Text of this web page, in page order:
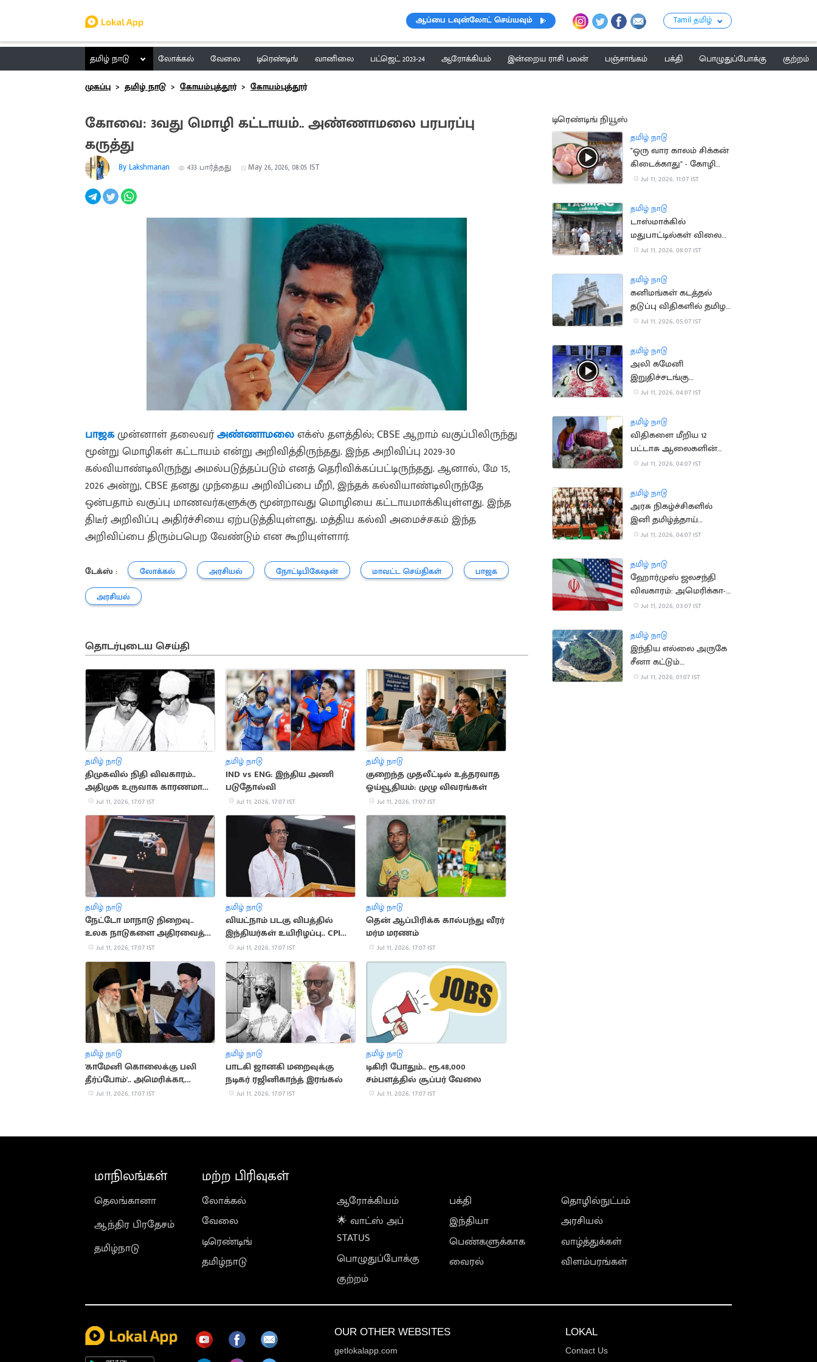
ஆப்பை டவுன்லோட் செய்யவும் Tamil தமிழ்
தமிழ் நாடு லோக்கல் வேலை டிரெண்டிங் வானிலை பட்ஜெட் 2023-24 ஆரோக்கியம் இன்றைய ராசி பலன் பஞ்சாங்கம் பக்தி பொழுதுப்போக்கு
குற்றம்
முகப்பு
தமிழ் நாடு கோயம்புத்தூர் கோயம்புத்தூர்
கோவை: 3வது மொழி கட்டாயம்.. அண்ணாமலை பரபரப்பு
கருத்து
By Lakshmanan 433 பார்த்தது May 26, 2026, 08:05 IST
பாஜகமுன்னாள் தலைவர்அண்ணாமலைஎக்ஸ் தளத்தில்; CBSE ஆறாம் வகுப்பிலிருந்து
மூன்று மொழிகள் கட்டாயம் என்று அறிவித்திருந்தது. இந்த அறிவிப்பு 2029-30
கல்வியாண்டிலிருந்து அமல்படுத்தப்படும் எனத் தெரிவிக்கப்பட்டிருந்தது. ஆனால், மே 15,
2026 அன்று, CBSE தனது முந்தைய அறிவிப்பை மீறி, இந்தக் கல்வியாண்டிலிருந்தே
ஒன்பதாம் வகுப்பு மாணவர்களுக்கு மூன்றாவது மொழியை கட்டாயமாக்கியுள்ளது. இந்த
திடீர் அறிவிப்பு அதிர்ச்சியை ஏற்படுத்தியுள்ளது. மத்திய கல்வி அமைச்சகம் இந்த
அறிவிப்பை திரும்பபெற வேண்டும் என கூறியுள்ளார்.
டேக்ஸ் : லோக்கல் அரசியல் நோட்டிபிகேஷன் மாவட்ட செய்திகள் பாஜக
அரசியல்
தொடர்புடைய செய்தி
தமிழ் நாடு
திமுகவில் நிதி விவகாரம்..
அதிமுக உருவாக காரணமான
சம்பவம்
Jul 11, 2026, 17:07 IST
தமிழ் நாடு
IND vs ENG: இந்திய அணி
படுதோல்வி
Jul 11, 2026, 17:07 IST
தமிழ் நாடு
குறைந்த முதலீட்டில் உத்தரவாத
ஓய்வூதியம்: முழு விவரங்கள்
Jul 11, 2026, 17:07 IST
தமிழ் நாடு
நேட்டோ மாநாடு நிறைவு..
உலக நாடுகளை அதிரவைத்த
துருக்கி அதிபரின் விசித்திர
பரிசு
Jul 11, 2026, 17:07 IST
தமிழ் நாடு
வியட்நாம் படகு விபத்தில்
இந்தியர்கள் உயிரிழப்பு.. CPI
இரங்கல்
Jul 11, 2026, 17:07 IST
தமிழ் நாடு
தென் ஆப்பிரிக்க கால்பந்து வீரர்
மர்ம மரணம்
Jul 11, 2026, 17:07 IST
தமிழ் நாடு
'காமேனி கொலைக்கு பலி
தீர்ப்போம்'.. அமெரிக்கா,
இஸ்ரேலுக்கு மிரட்டல்
Jul 11, 2026, 17:07 IST
தமிழ் நாடு
பாடகி ஜானகி மறைவுக்கு
நடிகர் ரஜினிகாந்த் இரங்கல்
Jul 11, 2026, 17:07 IST
தமிழ் நாடு
டிகிரி போதும்.. ரூ.48,000
சம்பளத்தில் சூப்பர் வேலை
Jul 11, 2026, 17:07 IST
டிரெண்டிங் நியூஸ்
தமிழ் நாடு
"ஒரு வார காலம் சிக்கன்
கிடைக்காது" - கோழி
வணிகர்கள் முடிவு
Jul 11, 2026, 11:07 IST
தமிழ் நாடு
டாஸ்மாக்கில்
மதுபாட்டில்கள் விலை
ரூ.10 உயர்கிறதா?
அறிக்கை தாக்கல்
Jul 11, 2026, 08:07 IST
தமிழ் நாடு
கனிமங்கள் கடத்தல்
தடுப்பு விதிகளில் தமிழக
அரசு திருத்தம்
Jul 11, 2026, 05:07 IST
தமிழ் நாடு
அலி கமேனி
இறுதிச்சடங்கு
வீடியோவை வெளியிட்ட
Jul 11, 2026, 04:07 IST
தமிழ் நாடு
விதிகளை மீறிய 12
பட்டாசு ஆலைகளின்
உரிமம் தற்காலிக ரத்து
Jul 11, 2026, 04:07 IST
தமிழ் நாடு
அரசு நிகழ்ச்சிகளில்
இனி தமிழ்த்தாய்
வாழ்த்துக்கே முதலிடம்:
Jul 11, 2026, 04:07 IST
தமிழ் நாடு
ஹோர்முஸ் ஜலசந்தி
விவகாரம்: அமெரிக்கா-
ஈரான் இடையே பதற்றம்
Jul 11, 2026, 03:07 IST
தமிழ் நாடு
இந்திய எல்லை அருகே
சீனா கட்டும்
அணையால் நிலநடுக்க
Jul 11, 2026, 01:07 IST
மாநிலங்கள்
தெலங்கானா
ஆந்திர பிரதேசம்
தமிழ்நாடு
மற்ற பிரிவுகள்
லோக்கல்
வேலை
டிரெண்டிங்
தமிழ்நாடு
ஆரோக்கியம்
🌟 வாட்ஸ் அப்
STATUS
பொழுதுப்போக்கு
குற்றம்
பக்தி
இந்தியா
பெண்களுக்காக
வைரல்
தொழில்நுட்பம்
அரசியல்
வாழ்த்துக்கள்
விளம்பரங்கள்
OUR OTHER WEBSITES
getlokalapp.com
LOKAL
Contact Us